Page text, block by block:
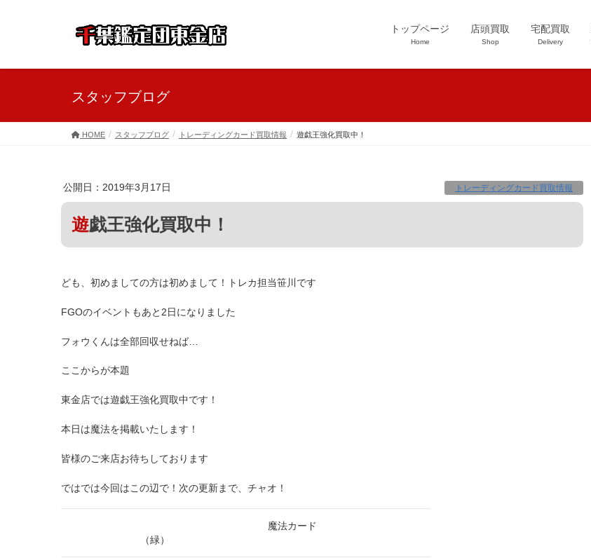
トップページ
Home
店頭買取
Shop
宅配買取
Delivery
スタッフブログ
HOME スタッフブログ トレーディングカード買取情報 遊戯王強化買取中！
公開日：2019年3月17日 トレーディングカード買取情報
遊戯王強化買取中！
ども、初めましての方は初めまして！トレカ担当笹川です
FGOのイベントもあと2日になりました
フォウくんは全部回収せねば…
ここからが本題
東金店では遊戯王強化買取中です！
本日は魔法を掲載いたします！
皆様のご来店お待ちしております
ではでは今回はこの辺で！次の更新まで、チャオ！
魔法カード
（緑）